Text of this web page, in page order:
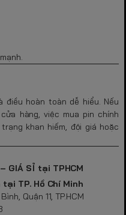
điều hoàn toàn dễ hiểu. Nếu
hàng, việc mua pin chính
khan hiếm, đội giá hoặc
GIÁ SỈ tại TPHCM
TP. Hồ Chí Minh
Quận 11, TP.HCM